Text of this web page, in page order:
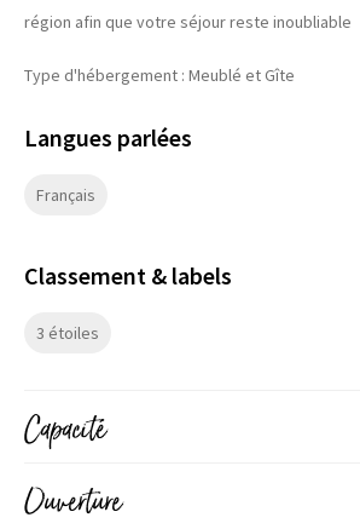
région afin que votre séjour reste inoubliable
Type d'hébergement : Meublé et Gîte
Langues parlées
Français
Classement & labels
3 étoiles
Capacité
5 pièce(s)
Ouverture